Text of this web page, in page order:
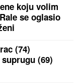
koju volim
se oglasio
(74)
suprugu (69)